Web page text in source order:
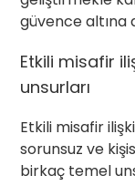
güvence altına
Etkili misafir
unsurları
Etkili misafir
sorunsuz ve
birkaç temel